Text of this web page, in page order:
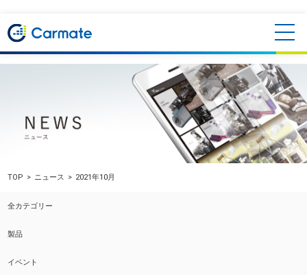
TOP ニュース 2021年10月
全カテゴリー
製品
イベント